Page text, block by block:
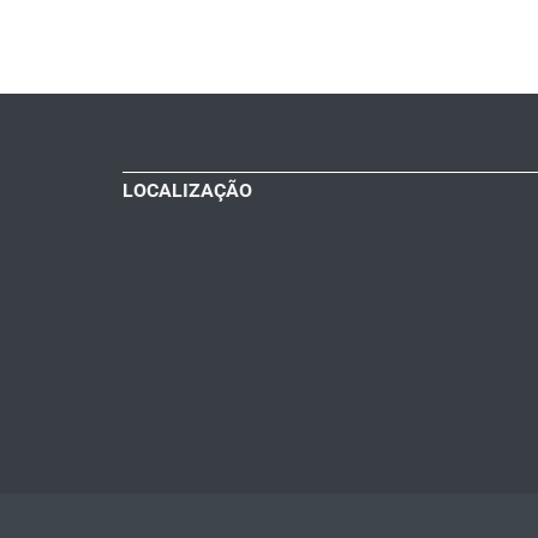
LOCALIZAÇÃO